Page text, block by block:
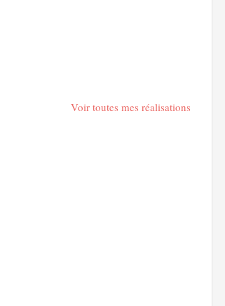
Voir toutes mes réalisations